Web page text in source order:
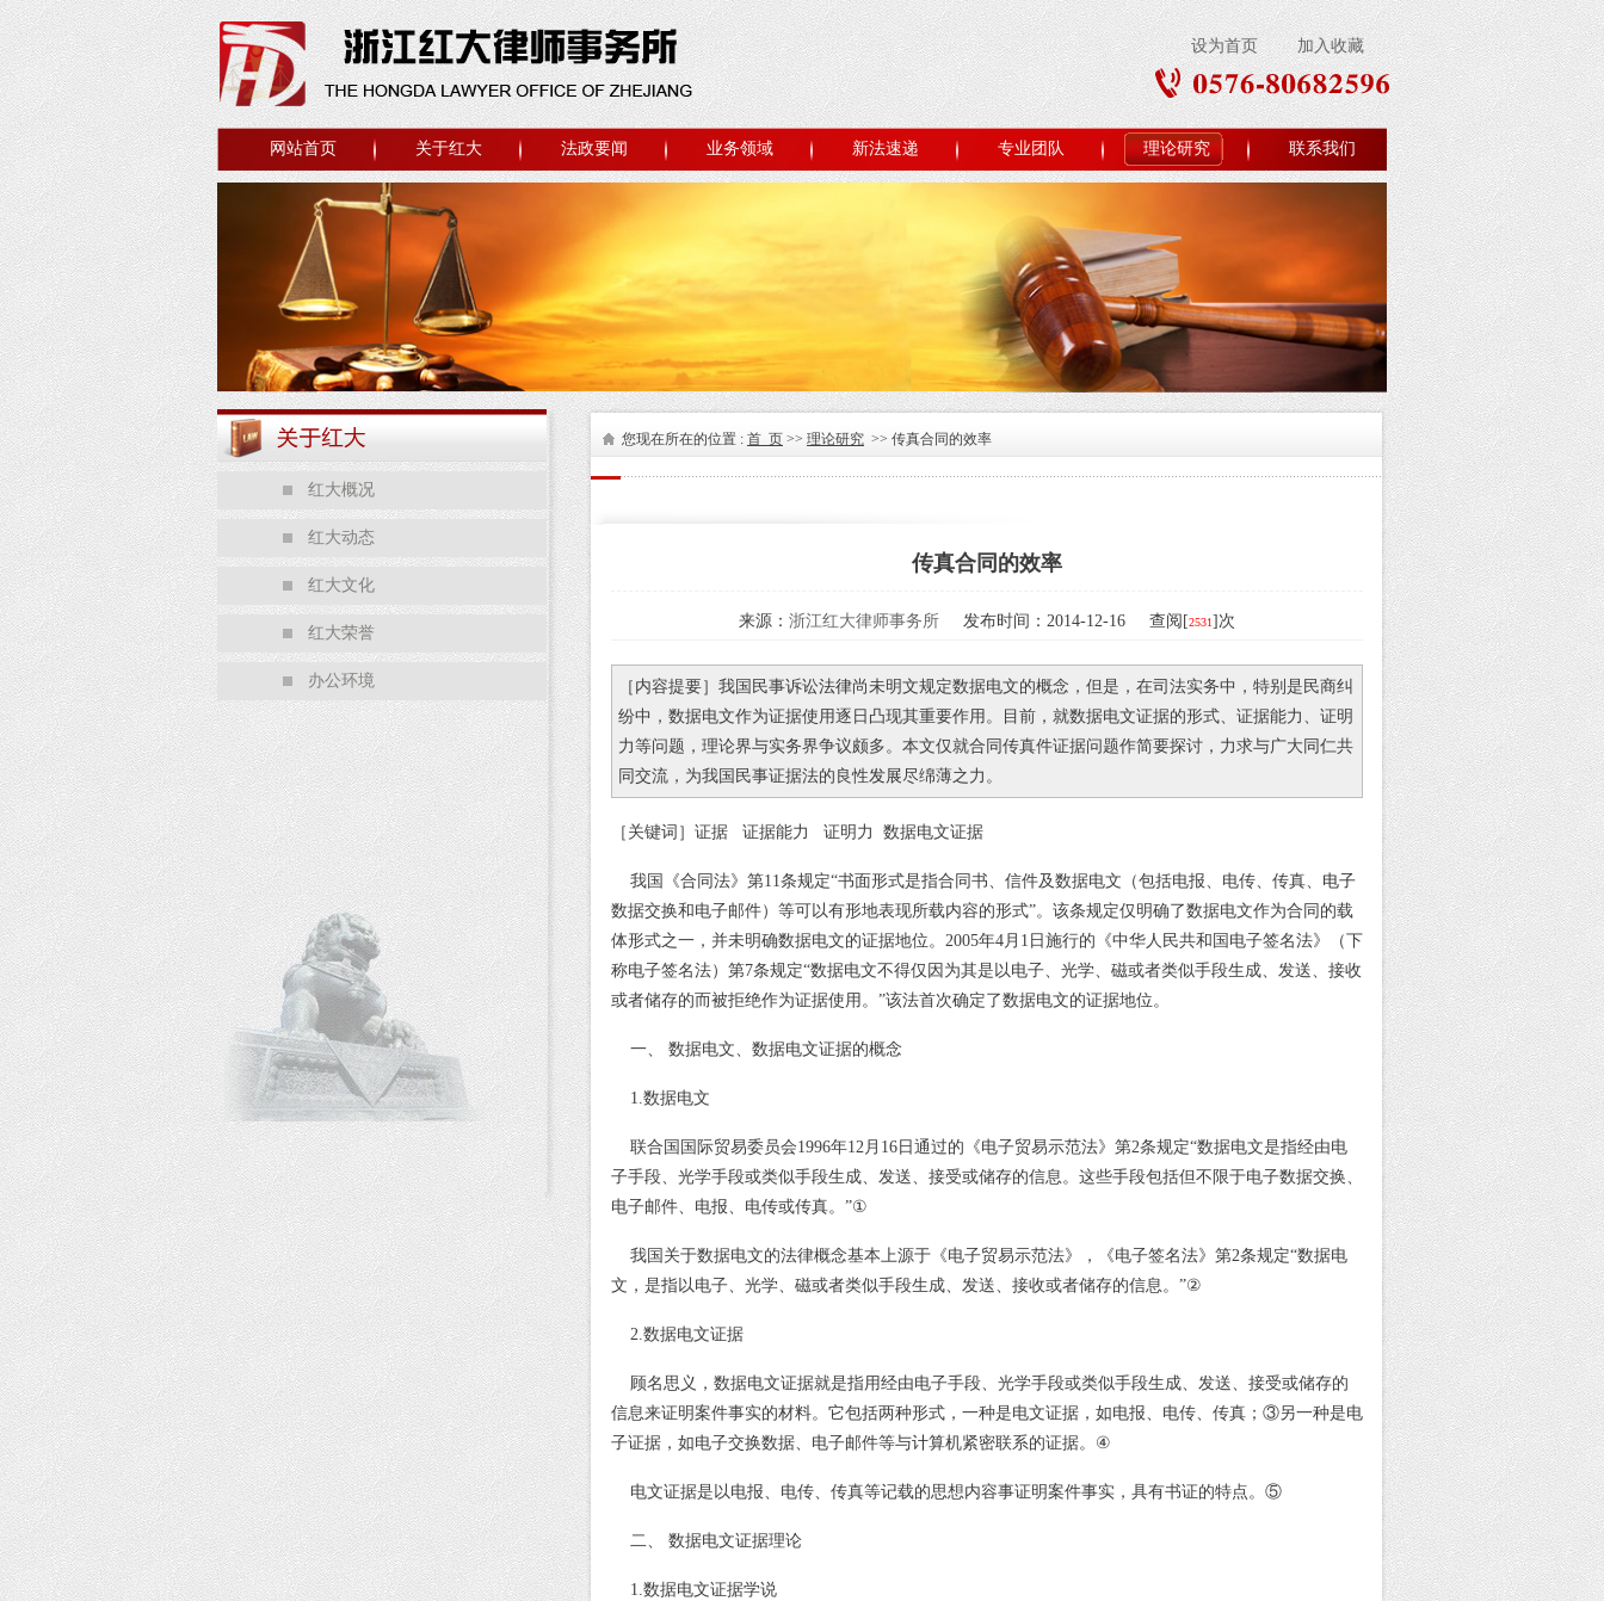
设为首页 加入收藏
网站首页 关于红大 法政要闻 业务领域 新法速递 专业团队 理论研究 联系我们
红大概况
红大动态
红大文化
红大荣誉
办公环境
您现在所在的位置 : 首 页 >> 理论研究 >> 传真合同的效率
传真合同的效率
来源： 浙江红大律师事务所发布时间：2014-12-16 查阅[2531]次
［内容提要］我国民事诉讼法律尚未明文规定数据电文的概念，但是，在司法实务中，特别是民商纠
纷中，数据电文作为证据使用逐日凸现其重要作用。目前，就数据电文证据的形式、证据能力、证明
力等问题，理论界与实务界争议颇多。本文仅就合同传真件证据问题作简要探讨，力求与广大同仁共
同交流，为我国民事证据法的良性发展尽绵薄之力。
［关键词］证据 证据能力 证明力 数据电文证据
我国《合同法》第11条规定“书面形式是指合同书、信件及数据电文（包括电报、电传、传真、 电子
数据交换和电子邮件）等可以有形地表现所载内容的形式”。该条规定仅明确了数据电文作为合同的载
体形式之一，并未明确数据电文的证据地位。 2005年4月 1 日施行的《中华人民共和国电子签名法》（下
称电子签名法）第7条规定“数据电文不得仅因为其是以电子、光学、磁或者类似手段生成、发送、接收
或者储存的而被拒绝作为证据使用。 ”该法首次确定了数据电文的证据地位。
一、 数据电文、数据电文证据的概念
1.数据电文
联合国国际贸易委员会1996年12月 16日通过的《电子贸易示范法》第2条规定“数据电文是指经由电
子手段、光学手段或类似手段生成、发送、接受或储存的信息。这些手段包括但不限于电子数据交换、
电子邮件、电报、电传或传真。 ”①
我国关于数据电文的法律概念基本上源于《电子贸易示范法》，《电子签名法》第2条规定“数据电
文，是指以电子、光学、磁或者类似手段生成、发送、接收或者储存的信息。 ”②
2.数据电文证据
顾名思义，数据电文证据就是指用经由电子手段、光学手段或类似手段生成、发送、接受或储存的
信息来证明案件事实的材料。它包括两种形式，一种是电文证据，如电报、电传、传真； ③另一种是电
子证据，如电子交换数据、电子邮件等与计算机紧密联系的证据。 ④
电文证据是以电报、电传、传真等记载的思想内容事证明案件事实，具有书证的特点。 ⑤
二、 数据电文证据理论
1.数据电文证据学说